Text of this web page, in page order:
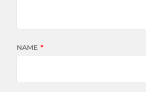
NAME *